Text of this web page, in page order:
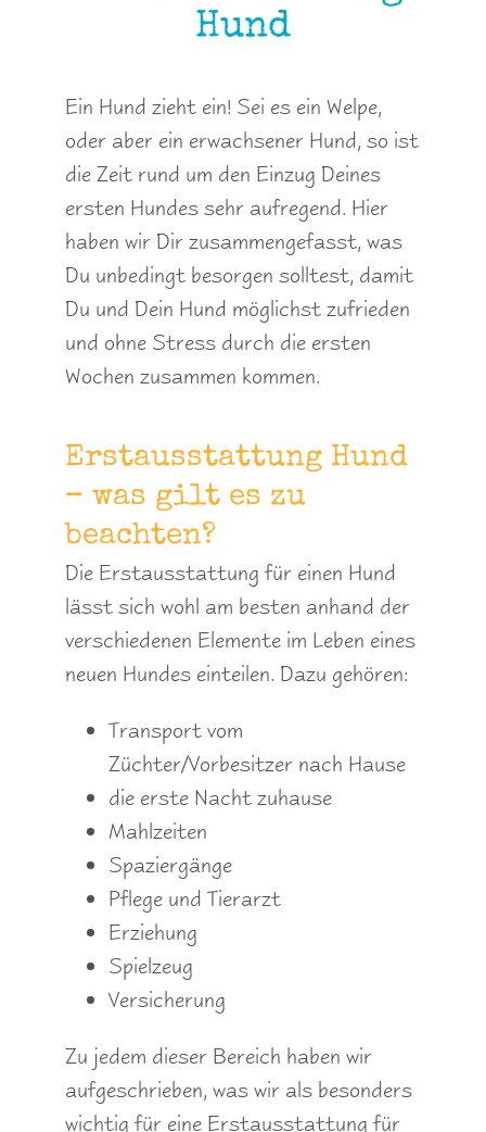
Hund
Ein Hund zieht ein! Sei es ein Welpe,
oder aber ein erwachsener Hund, so ist
die Zeit rund um den Einzug Deines
ersten Hundes sehr aufregend. Hier
haben wir Dir zusammengefasst, was
Du unbedingt besorgen solltest, damit
Du und Dein Hund möglichst zufrieden
und ohne Stress durch die ersten
Wochen zusammen kommen.
Erstausstattung Hund
– was gilt es zu
beachten?
Die Erstausstattung für einen Hund
lässt sich wohl am besten anhand der
verschiedenen Elemente im Leben eines
neuen Hundes einteilen. Dazu gehören:
Transport vom
Züchter/Vorbesitzer nach Hause
die erste Nacht zuhause
Mahlzeiten
Spaziergänge
Pflege und Tierarzt
Erziehung
Spielzeug
Versicherung
Zu jedem dieser Bereich haben wir
aufgeschrieben, was wir als besonders
wichtig für eine Erstausstattung für